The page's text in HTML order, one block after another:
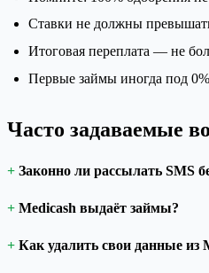
Ставки не должны
Итоговая переплата — не
Первые займы иногда под
Часто задаваемые
Законно ли рассылать SMS
Medicash выдаёт займы?
Как удалить свои данные из